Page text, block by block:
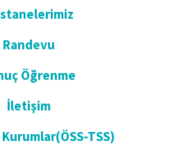
Randevu
Öğrenme
İletişim
TSS)